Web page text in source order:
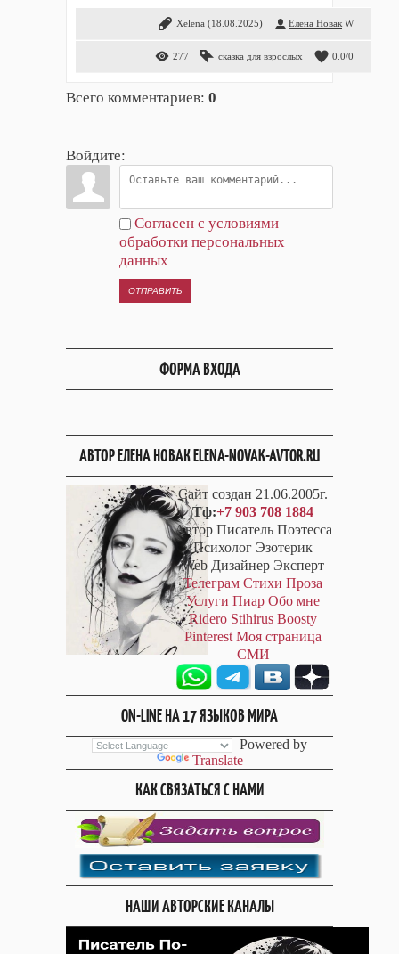
Xelena (18.08.2025) Елена Новак W
277 сказка для взрослых 0.0/0
Всего комментариев: 0
Войдите:
Согласен с условиями
обработки персональных
данных
ОТПРАВИТЬ
ФОРМА ВХОДА
АВТОР ЕЛЕНА НОВАК ELENA-NOVAK-AVTOR.RU
Сайт создан 21.06.2005г.
Тф:+7 903 708 1884
Автор Писатель Поэтесса
Психолог Эзотерик
Web Дизайнер Эксперт
Телеграм Стихи Проза
Услуги Пиар Обо мне
Ridero Stihirus Boosty
Pinterest Моя страница
СМИ
ON-LINE НА 17 ЯЗЫКОВ МИРА
Powered by
Translate
КАК СВЯЗАТЬСЯ С НАМИ
НАШИ АВТОРСКИЕ КАНАЛЫ